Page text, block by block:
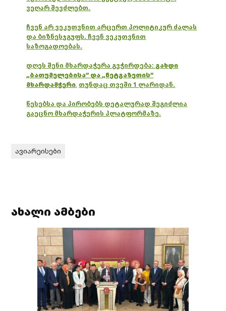
ვეღარ შევძლებთ.
ჩვენ არ ვეკუთვნით არცერთ პოლიტიკურ ძალას
და ბიზნესჯგუფს. ჩვენ ვეკუთვნით
საზოგადოებას.
დღეს შენი მხარდაჭერა გვჭირდება: გახდი
„ბათუმელებისა“ და „ნეტგაზეთის“
მხარდამჭერი, თუნდაც თვეში 1 ლარიდან.
წესებსა და პირობებს დეტალურად შეგიძლია
გაეცნო მხარდაჭერის პლატფორმაზე.
ავიარეისები
ახალი ამბები